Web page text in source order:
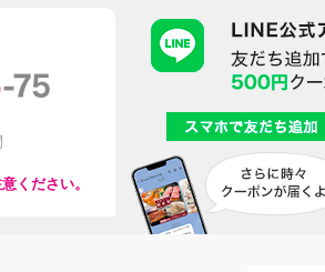
ください。